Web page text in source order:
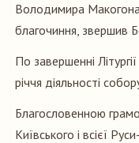
Володимира
благочиння, звершив
По завершенні
річчя діяльності
Благословенною
Київського і всієї